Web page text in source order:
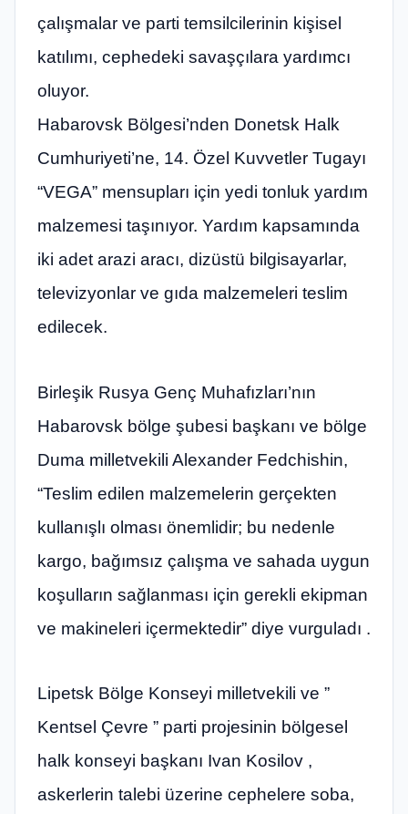
çalışmalar ve parti temsilcilerinin kişisel
katılımı, cephedeki savaşçılara yardımcı
oluyor.
Habarovsk Bölgesi’nden Donetsk Halk
Cumhuriyeti’ne, 14. Özel Kuvvetler Tugayı
“VEGA” mensupları için yedi tonluk yardım
malzemesi taşınıyor. Yardım kapsamında
iki adet arazi aracı, dizüstü bilgisayarlar,
televizyonlar ve gıda malzemeleri teslim
edilecek.
Birleşik Rusya Genç Muhafızları’nın
Habarovsk bölge şubesi başkanı ve bölge
Duma milletvekili Alexander Fedchishin,
“Teslim edilen malzemelerin gerçekten
kullanışlı olması önemlidir; bu nedenle
kargo, bağımsız çalışma ve sahada uygun
koşulların sağlanması için gerekli ekipman
ve makineleri içermektedir” diye vurguladı .
Lipetsk Bölge Konseyi milletvekili ve ”
Kentsel Çevre ” parti projesinin bölgesel
halk konseyi başkanı Ivan Kosilov ,
askerlerin talebi üzerine cephelere soba,